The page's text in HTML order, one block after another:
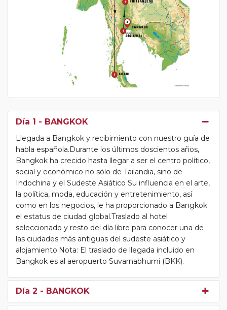
Día 1 - BANGKOK
Llegada a Bangkok y recibimiento con nuestro guía de
habla española.Durante los últimos doscientos años,
Bangkok ha crecido hasta llegar a ser el centro político,
social y económico no sólo de Tailandia, sino de
Indochina y el Sudeste Asiático Su influencia en el arte,
la política, moda, educación y entretenimiento, así
como en los negocios, le ha proporcionado a Bangkok
el estatus de ciudad global.Traslado al hotel
seleccionado y resto del día libre para conocer una de
las ciudades más antiguas del sudeste asiático y
alojamiento.Nota: El traslado de llegada incluido en
Bangkok es al aeropuerto Suvarnabhumi (BKK).
Día 2 - BANGKOK